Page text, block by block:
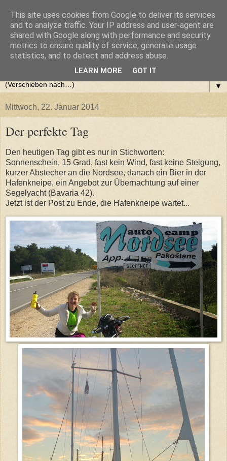
Step Krugom - Sandberger
Micheilis
▼
Mittwoch, 22. Januar 2014
Der perfekte Tag
Den heutigen Tag gibt es nur in Stichworten:
Sonnenschein, 15 Grad, fast kein Wind, fast keine Steigung,
kurzer Abstecher an die Nordsee, danach ein Bier in der
Hafenkneipe, ein Angebot zur Übernachtung auf einer
Segelyacht (Bavaria 42).
Jetzt ist der Post zu Ende, die Hafenkneipe wartet...
This site uses cookies from Google to deliver its services
and to analyze traffic. Your IP address and user-agent are
shared with Google along with performance and security
metrics to ensure quality of service, generate usage
statistics, and to detect and address abuse.
LEARN MORE GOT IT